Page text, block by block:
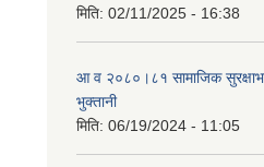
मिति: 02/11/2025 - 16:38
आ व २०८०।८१ सामाजिक
भुक्तानी
मिति: 06/19/2024 - 11:05